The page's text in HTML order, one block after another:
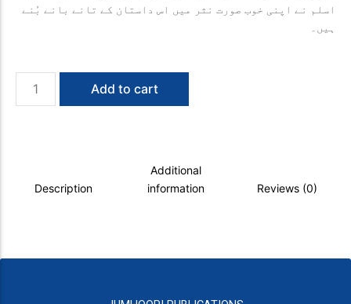
اسلم نے اپنی خوب صورت نثر میں اس داستان کے تانے بانے بُنے
ہیں۔
Bagh
quantity
Add to cart
Description
Additional
information
Reviews (0)